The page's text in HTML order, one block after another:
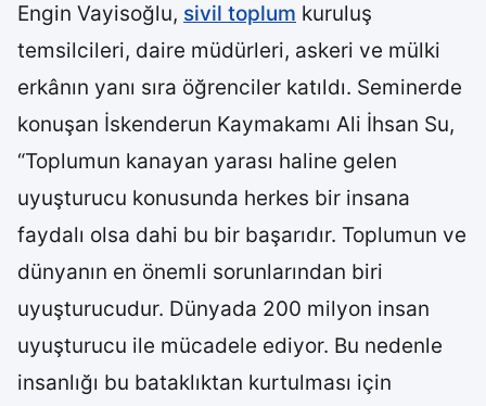
Engin Vayisoğlu, sivil toplum kuruluş
temsilcileri, daire müdürleri, askeri ve mülki
erkânın yanı sıra öğrenciler katıldı. Seminerde
konuşan İskenderun Kaymakamı Ali İhsan Su,
“Toplumun kanayan yarası haline gelen
uyuşturucu konusunda herkes bir insana
faydalı olsa dahi bu bir başarıdır. Toplumun ve
dünyanın en önemli sorunlarından biri
uyuşturucudur. Dünyada 200 milyon insan
uyuşturucu ile mücadele ediyor. Bu nedenle
insanlığı bu bataklıktan kurtulması için